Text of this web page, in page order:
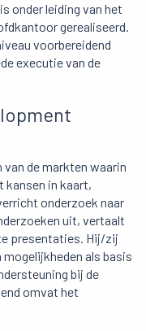
onder leiding van het
gerealiseerd.
voorbereidend
executie van de
van de markten waarin
kansen in kaart,
onderzoek naar
uit, vertaalt
presentaties. Hij/zij
als basis
bij de
omvat het